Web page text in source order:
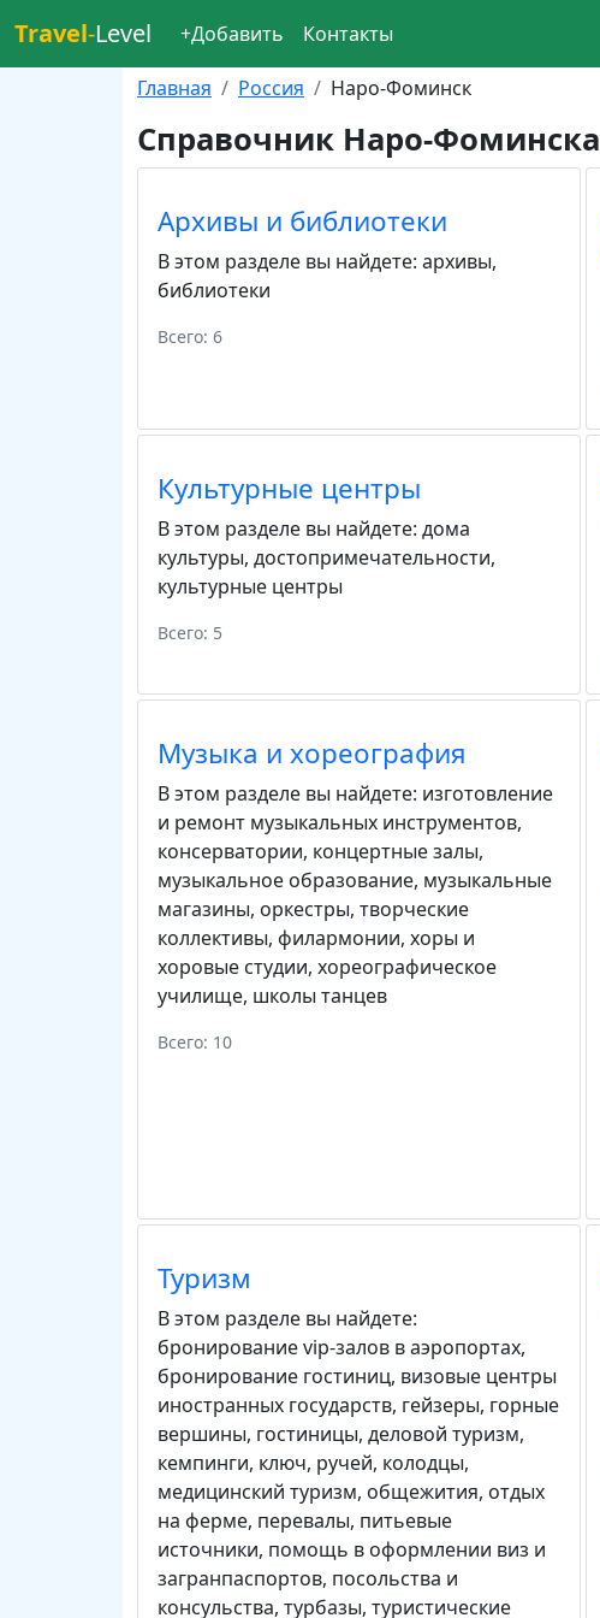
Travel-Level +Добавить Контакты
Главная Россия Наро-Фоминск
Справочник Наро-Фоминска
Архивы и библиотеки
В этом разделе вы найдете: архивы,
библиотеки
Всего: 6
Культурные центры
В этом разделе вы найдете: дома
культуры, достопримечательности,
культурные центры
Всего: 5
Музыка и хореография
В этом разделе вы найдете: изготовление
и ремонт музыкальных инструментов,
консерватории, концертные залы,
музыкальное образование, музыкальные
магазины, оркестры, творческие
коллективы, филармонии, хоры и
хоровые студии, хореографическое
училище, школы танцев
Всего: 10
Туризм
В этом разделе вы найдете:
бронирование vip-залов в аэропортах,
бронирование гостиниц, визовые центры
иностранных государств, гейзеры, горные
вершины, гостиницы, деловой туризм,
кемпинги, ключ, ручей, колодцы,
медицинский туризм, общежития, отдых
на ферме, перевалы, питьевые
источники, помощь в оформлении виз и
загранпаспортов, посольства и
консульства, турбазы, туристические